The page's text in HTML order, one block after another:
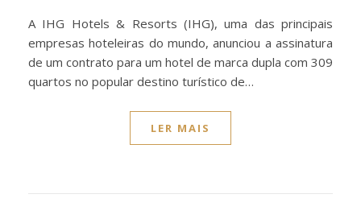
A IHG Hotels & Resorts (IHG), uma das principais
empresas hoteleiras do mundo, anunciou a assinatura
de um contrato para um hotel de marca dupla com 309
quartos no popular destino turístico de…
LER MAIS